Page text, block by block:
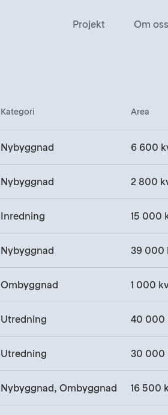
Projekt Om oss
Kategori Area
Nybyggnad 6 600
Nybyggnad 2 800
Inredning 15 000
Nybyggnad 39 000
Ombyggnad 1 000
Utredning 40 000
Utredning 30 000
Nybyggnad, Ombyggnad 16 500